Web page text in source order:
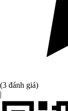
(3 đánh giá)
|